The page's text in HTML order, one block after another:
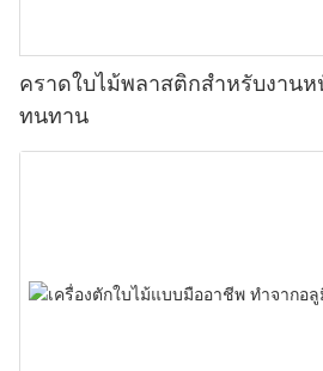
คราดใบไม้พลาสติกสำหรับงาน
ทนทาน